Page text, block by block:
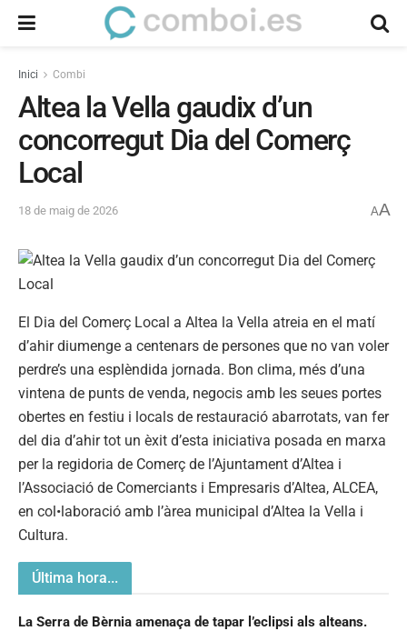
Inici Combi
Altea la Vella gaudix d’un
concorregut Dia del Comerç
Local
18 de maig de 2026 AA
El Dia del Comerç Local a Altea la Vella atreia en el matí
d’ahir diumenge a centenars de persones que no van voler
perdre’s una esplèndida jornada. Bon clima, més d’una
vintena de punts de venda, negocis amb les seues portes
obertes en festiu i locals de restauració abarrotats, van fer
del dia d’ahir tot un èxit d’esta iniciativa posada en marxa
per la regidoria de Comerç de l’Ajuntament d’Altea i
l’Associació de Comerciants i Empresaris d’Altea, ALCEA,
en col•laboració amb l’àrea municipal d’Altea la Vella i
Cultura.
Última hora...
La Serra de Bèrnia amenaça de tapar l’eclipsi als alteans.